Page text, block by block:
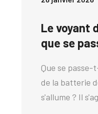
Le voyant
que se
Que se
de la batterie
s'allume ? Il